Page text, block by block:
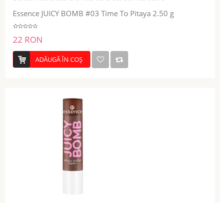
Essence JUICY BOMB #03 Time To Pitaya 2.50 g
22 RON
ADĂUGĂ ÎN COŞ